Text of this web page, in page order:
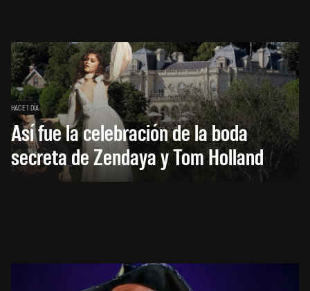
HACE 1 DÍA
Así fue la celebración de la boda
secreta de Zendaya y Tom Holland